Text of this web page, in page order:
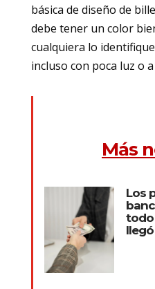
básica de diseño de
debe tener un color
cualquiera lo
incluso con poca luz o
Más
Los
todo
llegó